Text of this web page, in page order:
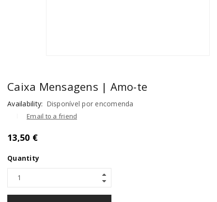
Caixa Mensagens | Amo-te
Availability: Disponível por encomenda
Email to a friend
13,50 €
Quantity